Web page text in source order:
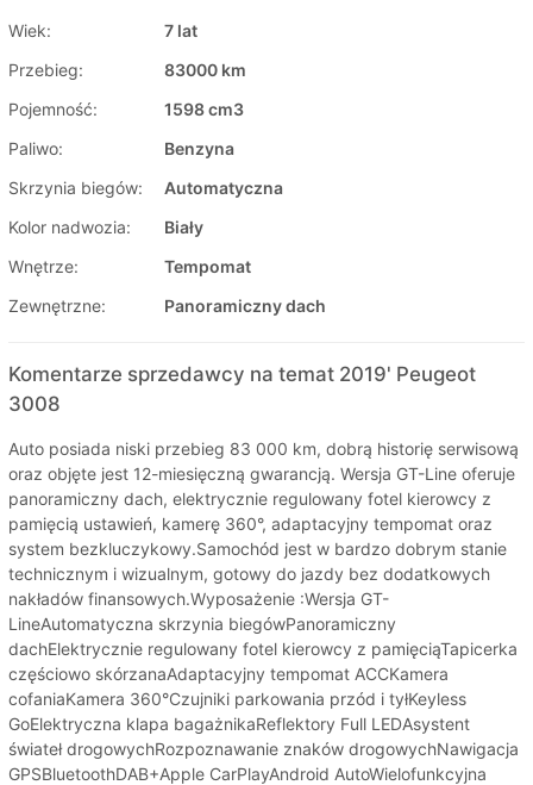
Wiek:
7 lat
Przebieg:
83000 km
Pojemność:
1598 cm3
Paliwo:
Benzyna
Skrzynia biegów:
Automatyczna
Kolor nadwozia:
Biały
Wnętrze:
Tempomat
Zewnętrzne:
Panoramiczny dach
Komentarze sprzedawcy na temat 2019' Peugeot
3008
Auto posiada niski przebieg 83 000 km, dobrą historię serwisową
oraz objęte jest 12-miesięczną gwarancją. Wersja GT-Line oferuje
panoramiczny dach, elektrycznie regulowany fotel kierowcy z
pamięcią ustawień, kamerę 360°, adaptacyjny tempomat oraz
system bezkluczykowy.Samochód jest w bardzo dobrym stanie
technicznym i wizualnym, gotowy do jazdy bez dodatkowych
nakładów finansowych.Wyposażenie :Wersja GT-
LineAutomatyczna skrzynia biegówPanoramiczny
dachElektrycznie regulowany fotel kierowcy z pamięciąTapicerka
częściowo skórzanaAdaptacyjny tempomat ACCKamera
cofaniaKamera 360°Czujniki parkowania przód i tyłKeyless
GoElektryczna klapa bagażnikaReflektory Full LEDAsystent
świateł drogowychRozpoznawanie znaków drogowychNawigacja
GPSBluetoothDAB+Apple CarPlayAndroid AutoWielofunkcyjna